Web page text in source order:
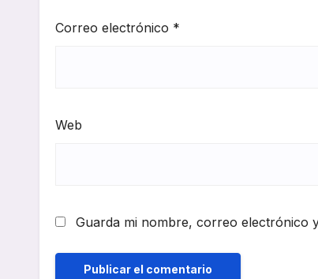
Correo electrónico *
Web
Guarda mi nombre, correo electrónico